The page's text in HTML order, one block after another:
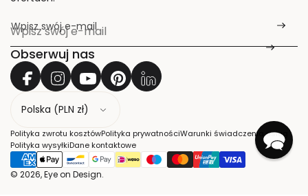
Wpisz swój e-mail
*
Obserwuj nas
a
j
Polityka zwrotu kosztówPolityka prywatnościWarunki świadczenia usług
Polityka wysyłkiDane kontaktowe
© 2026, Eye on Design.